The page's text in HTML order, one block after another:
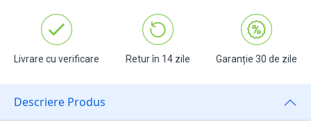
Livrare cu verificare Retur în 14 zile Garanție 30 de zile
Descriere Produs